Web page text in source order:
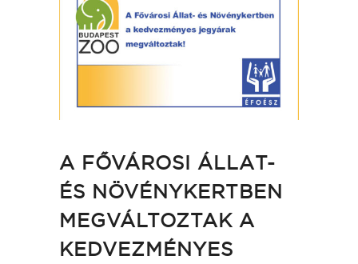
A FŐVÁROSI ÁLLAT-
ÉS NÖVÉNYKERTBEN
MEGVÁLTOZTAK A
KEDVEZMÉNYES